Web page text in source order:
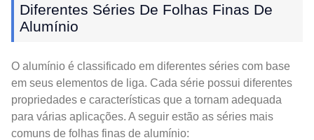
Diferentes Séries De Folhas Finas De
Alumínio
O alumínio é classificado em diferentes séries com base
em seus elementos de liga. Cada série possui diferentes
propriedades e características que a tornam adequada
para várias aplicações. A seguir estão as séries mais
comuns de folhas finas de alumínio: